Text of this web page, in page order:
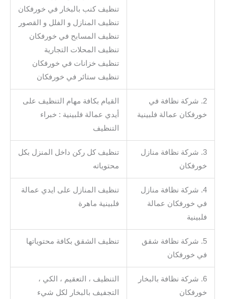
تنظيف كنب بالبخار في خورفكان
تنظيف المنازل و الفلل و القصور
تنظيف المسابح في خورفكان
تنظيف المحلات التجارية
تنظيف خزانات في خورفكان
تنظيف ستائر في خورفكان
2. شركة نظافة في
خورفكان عمالة فلبينية
القيام بكافة مهام التنظيف على
أيدي عمالة فلبينية : خبراء
التنظيف
3. شركة نظافة منازل
خورفكان
تنظيف كل ركن داخل المنزل بكل
محتوياته
4. شركة نظافة منازل
في خورفكان عمالة
فلبينية
تنظيف المنازل على ايدي عمالة
فلبينية ماهرة
5. شركة نظافة شقق
في خورفكان
تنظيف الشقق بكافة محتوياتها
6. شركة نظافة بالبخار
خورفكان
التنظيف ، التعقيم ، الكي ،
التجفيف بالبخار لكل شيء